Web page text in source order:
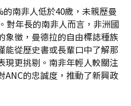
南非人低於40歲，未親歷曼
對年長的南非人而言，非洲國
象徵，曼德拉的自由標誌種族
能從歷史書或長輩口中了解那
現更挑剔。南非年輕人較關注
ANC的忠誠度，推動了新興政